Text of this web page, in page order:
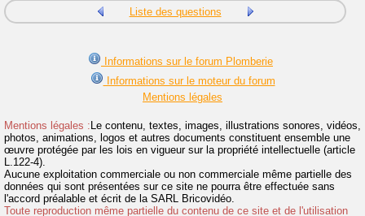
Liste des questions
Informations sur le forum Plomberie
Informations sur le moteur du forum
Mentions légales
Mentions légales : Le contenu, textes, images, illustrations sonores, vidéos,
photos, animations, logos et autres documents constituent ensemble une
œuvre protégée par les lois en vigueur sur la propriété intellectuelle (article
L.122-4).
Aucune exploitation commerciale ou non commerciale même partielle des
données qui sont présentées sur ce site ne pourra être effectuée sans
l'accord préalable et écrit de la SARL Bricovidéo.
Toute reproduction même partielle du contenu de ce site et de l'utilisation